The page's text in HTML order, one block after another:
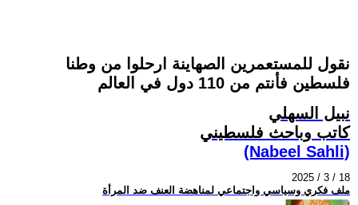
نقول للمستعمرين الصهاينة ارحلوا من وطنا
فلسطين فأنتم من 110 دول في العالم
نبيل السهلي
كاتب وباحث فلسطيني
(Nabeel Sahli)
2025 / 3 / 18
ملف فكري وسياسي واجتماعي لمناهضة العنف ضد المرأة